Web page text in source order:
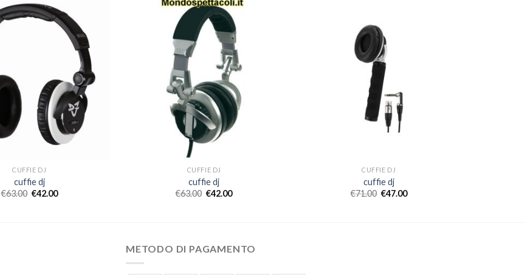
CUFFIE DJ
cuffie dj
€63.00 €42.00
CUFFIE DJ
cuffie dj
€63.00 €42.00
CUFFIE DJ
cuffie dj
€71.00 €47.00
METODO DI PAGAMENTO